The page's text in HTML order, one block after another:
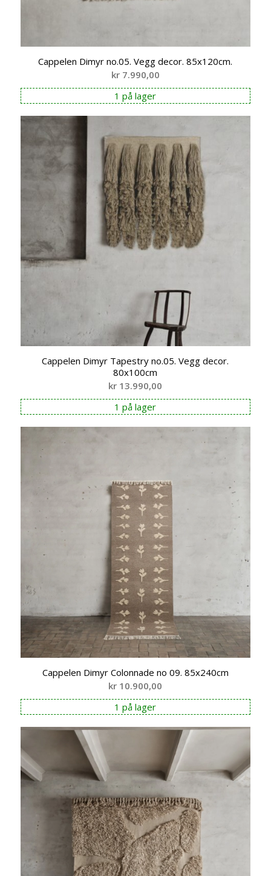
Cappelen Dimyr no.05. Vegg decor. 85x120cm.
kr7.990,00
1 på lager
Cappelen Dimyr Tapestry no.05. Vegg decor.
80x100cm
kr 13.990,00
1 på lager
Cappelen Dimyr Colonnade no 09. 85x240cm
kr 10.900,00
1 på lager